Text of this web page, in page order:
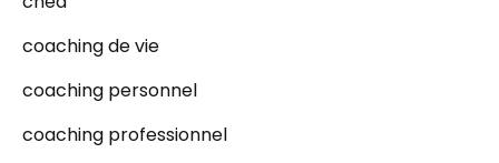
coaching de vie
coaching personnel
coaching professionnel